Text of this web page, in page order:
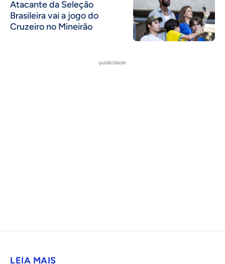
Atacante da Seleção
Brasileira vai a jogo do
Cruzeiro no Mineirão
publicidade
LEIA MAIS